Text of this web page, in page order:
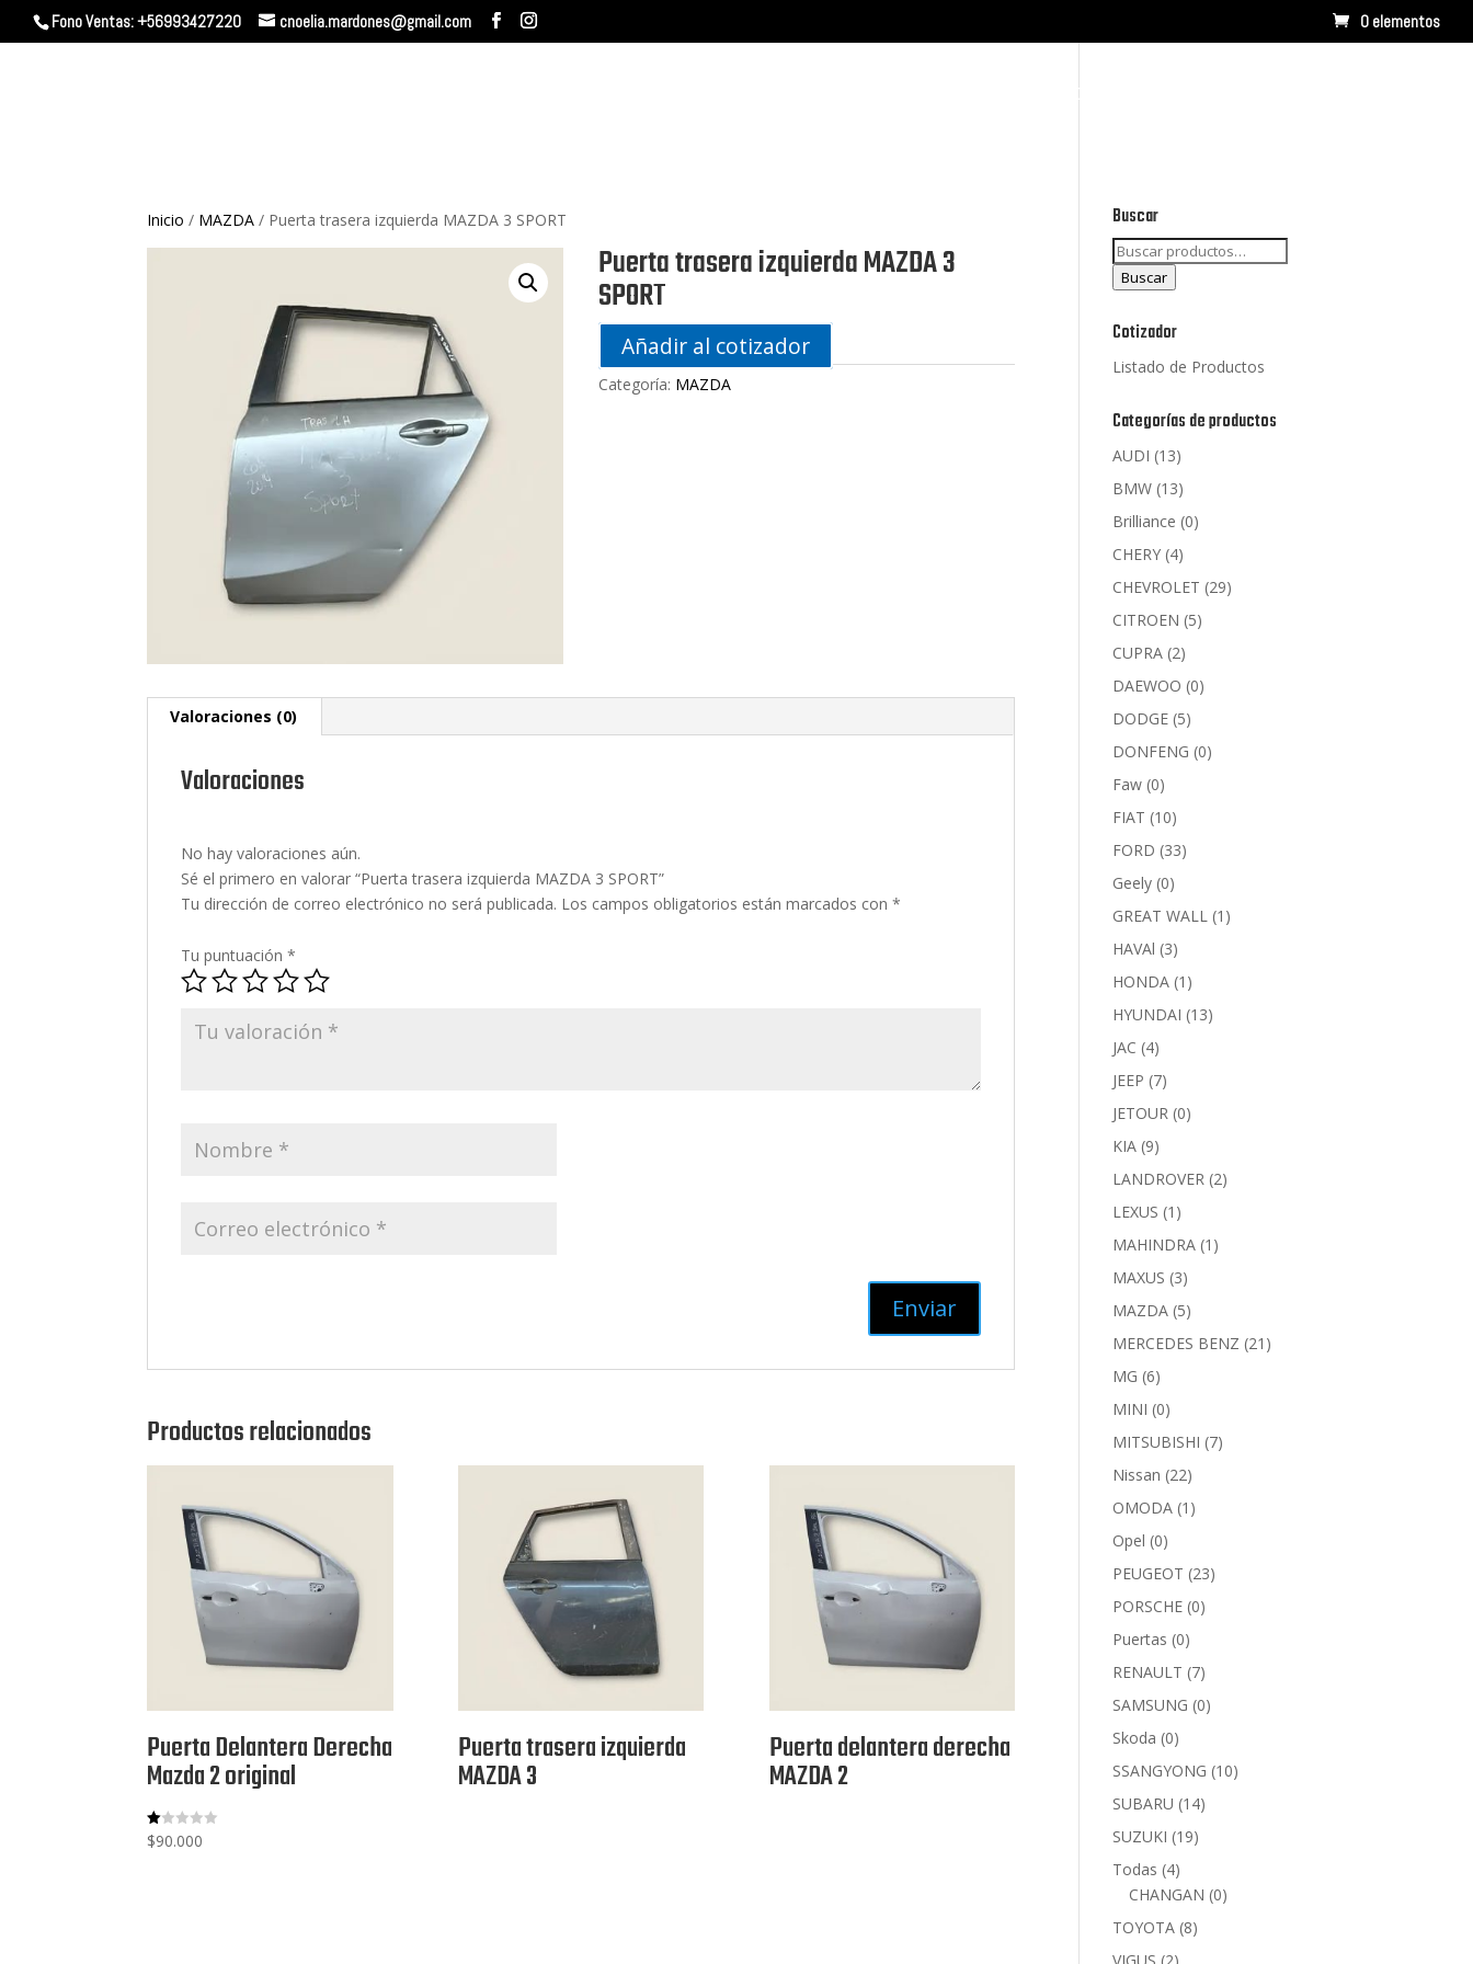
Fono Ventas: +56993427220 cnoelia.mardones@gmail.com 0 elementos
CONTACTO
Inicio / MAZDA / Puerta trasera izquierda MAZDA 3 SPORT
Puerta trasera izquierda MAZDA 3
SPORT
Añadir al cotizador
Categoría: MAZDA
Valoraciones (0)
Valoraciones
No hay valoraciones aún.
Sé el primero en valorar “Puerta trasera izquierda MAZDA 3 SPORT”
Tu dirección de correo electrónico no será publicada. Los campos obligatorios están marcados con*
Tu puntuación*
Productos relacionados
Puerta Delantera Derecha
Mazda 2 original
V
al
$90.000
Puerta trasera izquierda
MAZDA 3
Puerta delantera derecha
MAZDA 2
Buscar
Buscar
por:
Buscar
Cotizador
Listado de Productos
Categorías de productos
AUDI (13)
BMW (13)
Brilliance (0)
CHERY (4)
CHEVROLET (29)
CITROEN (5)
CUPRA (2)
DAEWOO (0)
DODGE (5)
DONFENG (0)
Faw (0)
FIAT (10)
FORD (33)
Geely (0)
GREAT WALL (1)
HAVAl (3)
HONDA (1)
HYUNDAI (13)
JAC (4)
JEEP (7)
JETOUR (0)
KIA (9)
LANDROVER (2)
LEXUS (1)
MAHINDRA (1)
MAXUS (3)
MAZDA (5)
MERCEDES BENZ (21)
MG (6)
MINI (0)
MITSUBISHI (7)
Nissan (22)
OMODA (1)
Opel (0)
PEUGEOT (23)
PORSCHE (0)
Puertas (0)
RENAULT (7)
SAMSUNG (0)
Skoda (0)
SSANGYONG (10)
SUBARU (14)
SUZUKI (19)
Todas (4)
CHANGAN (0)
TOYOTA (8)